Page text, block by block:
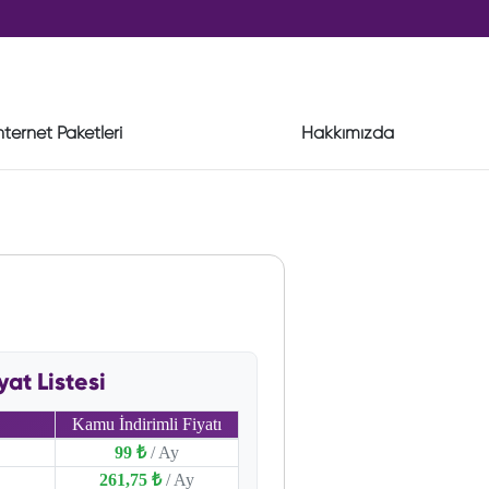
Paketleri Hakkımızda
Listesi
Kamu İndirimli Fiyatı
99 ₺ / Ay
261,75 ₺ / Ay